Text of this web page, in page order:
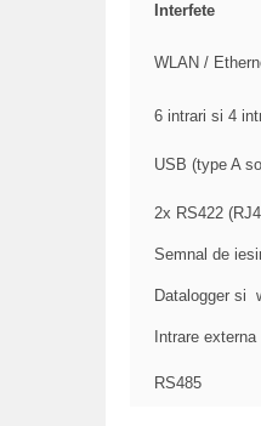
Interfete
WLAN /
6 intrari si 4
USB (type A
2x RS422
Semnal de
Datalogger si
Intrare externa
RS485